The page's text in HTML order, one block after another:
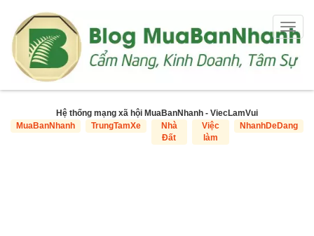
Hệ thống mạng xã hội MuaBanNhanh - ViecLamVui
MuaBanNhanh
TrungTamXe
Nhà
Đất
Việc
làm
NhanhDeDang